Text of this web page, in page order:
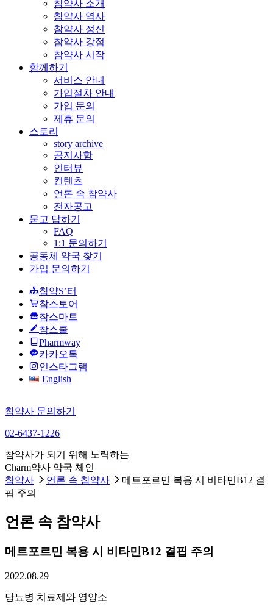
참약사 소개
참약사 역사
참약사 정신
참약사 강점
참약사 시작
함께하기
서비스 안내
가입절차 안내
가입 문의
제휴 문의
스토리
story archive
공지사항
인터뷰
컨텐츠
언론 속 참약사
전자공고
묻고 답하기
FAQ
1:1 문의하기
공동체 약국 찾기
가입 문의하기
참약S’터
참스토어
참스마트
참스쿨
Pharmway
카카오톡
인스타그램
English
참약사 문의하기
02-6437-1226
참약사가 되기 위해 노력하는
Charm약사 약국 체인
참약사
언론 속 참약사
메트포르민 복용 시 비타민B12 결
핍 주의
언론 속 참약사
메트포르민 복용 시 비타민B12 결핍 주의
2022.08.29
당뇨병 치료제와 영양소